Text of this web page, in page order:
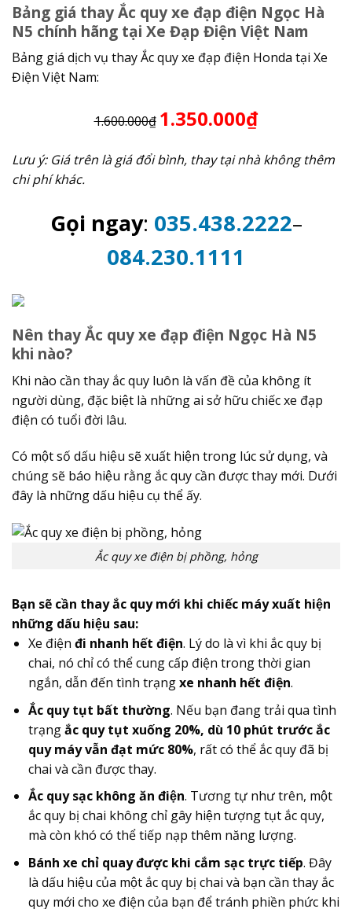
Bảng giá thay Ắc quy xe đạp điện Ngọc Hà
N5 chính hãng tại Xe Đạp Điện Việt Nam
Bảng giá dịch vụ thay Ắc quy xe đạp điện Honda tại Xe
Điện Việt Nam:
1.600.000₫ 1.350.000₫
Lưu ý: Giá trên là giá đổi bình, thay tại nhà không thêm
chi phí khác.
Gọi ngay: 035.438.2222–
084.230.1111
Nên thay Ắc quy xe đạp điện Ngọc Hà N5
khi nào?
Khi nào cần thay ắc quy luôn là vấn đề của không ít
người dùng, đặc biệt là những ai sở hữu chiếc xe đạp
điện có tuổi đời lâu.
Có một số dấu hiệu sẽ xuất hiện trong lúc sử dụng, và
chúng sẽ báo hiệu rằng ắc quy cần được thay mới. Dưới
đây là những dấu hiệu cụ thể ấy.
Ắc quy xe điện bị phồng, hỏng
Bạn sẽ cần thay ắc quy mới khi chiếc máy xuất hiện
những dấu hiệu sau:
Xe điện đi nhanh hết điện. Lý do là vì khi ắc quy bị
chai, nó chỉ có thể cung cấp điện trong thời gian
ngắn, dẫn đến tình trạngxe nhanh hết điện.
Ắc quy tụt bất thường. Nếu bạn đang trải qua tình
trạngắc quy tụt xuống 20%, dù 10 phút trước ắc
quy máy vẫn đạt mức 80%, rất có thể ắc quy đã bị
chai và cần được thay.
Ắc quy sạc không ăn điện. Tương tự như trên, một
ắc quy bị chai không chỉ gây hiện tượng tụt ắc quy,
mà còn khó có thể tiếp nạp thêm năng lượng.
Bánh xe chỉ quay được khi cắm sạc trực tiếp. Đây
là dấu hiệu của một ắc quy bị chai và bạn cần thay ắc
quy mới cho xe điện của bạn để tránh phiền phức khi